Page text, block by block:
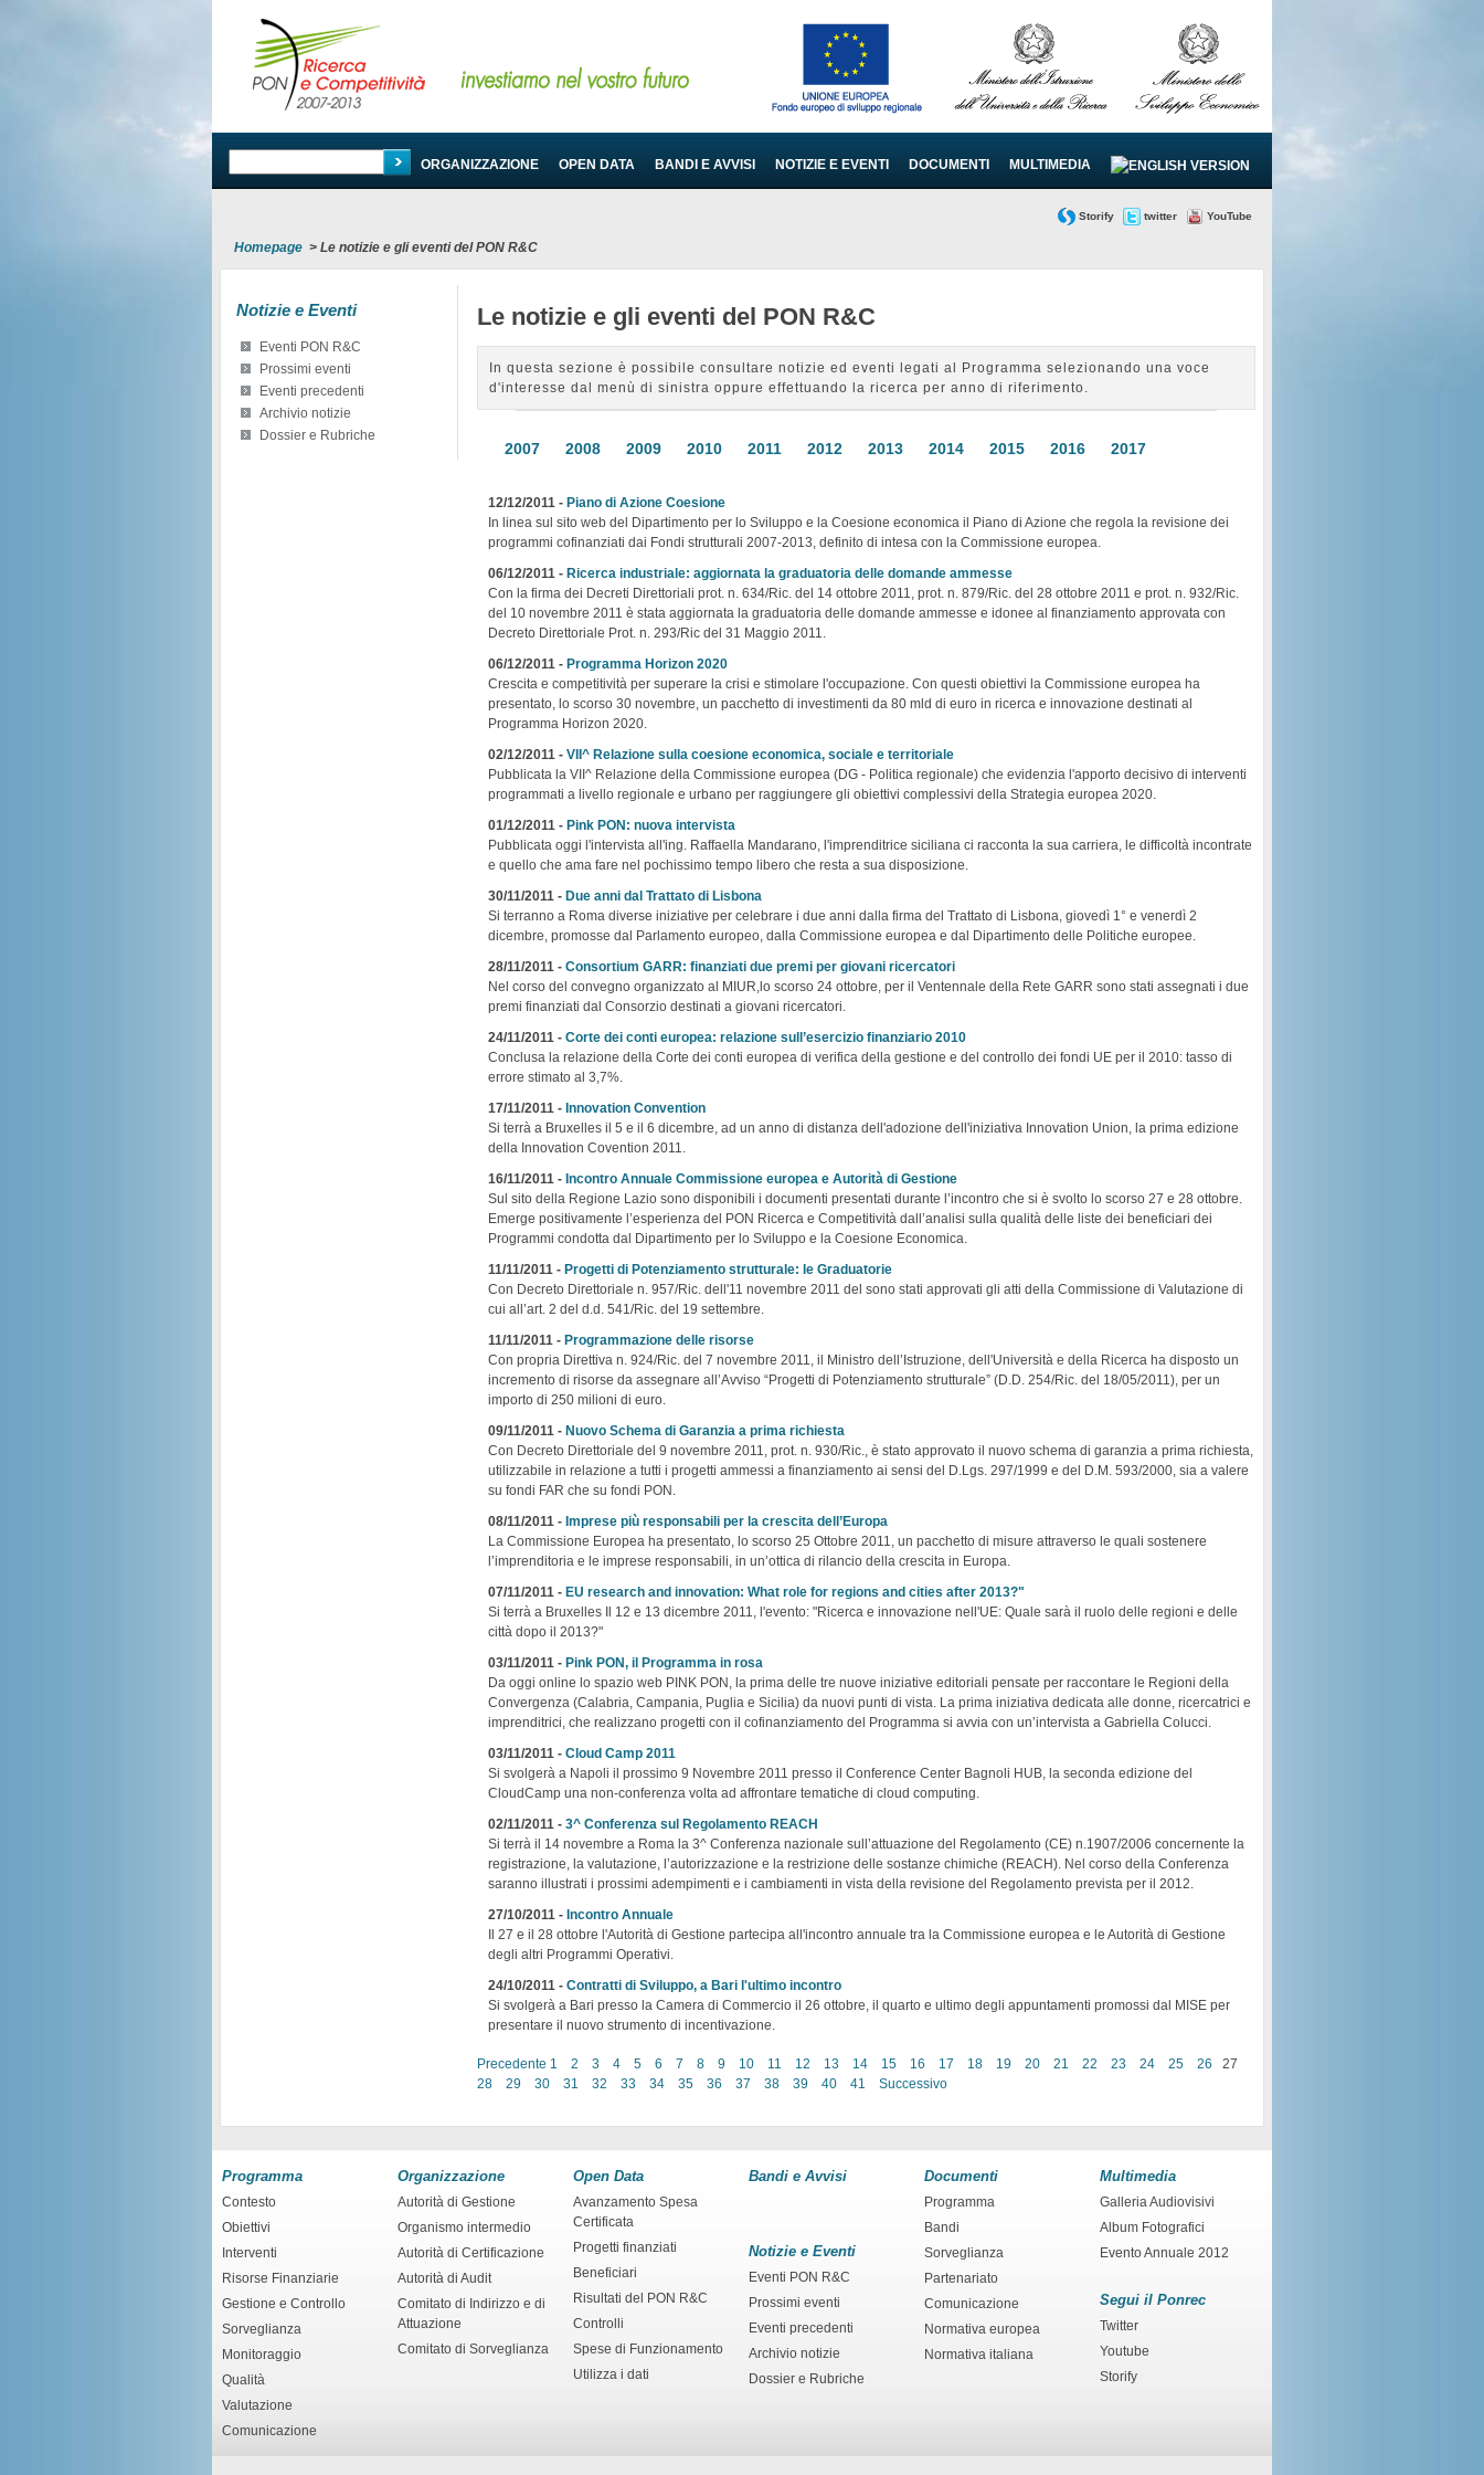
PROGRAMMA ORGANIZZAZIONE OPEN DATA BANDI E AVVISI NOTIZIE E EVENTI DOCUMENTI MULTIMEDIA
Storify twitter YouTube
Homepage > Le notizie e gli eventi del PON R&C
Notizie e Eventi
Eventi PON R&C
Prossimi eventi
Eventi precedenti
Archivio notizie
Dossier e Rubriche
Le notizie e gli eventi del PON R&C
In questa sezione è possibile consultare notizie ed eventi legati al Programma selezionando una voce
d'interesse dal menù di sinistra oppure effettuando la ricerca per anno di riferimento.
2007 2008 2009 2010 2011 2012 2013 2014 2015 2016 2017
12/12/2011 - Piano di Azione Coesione
In linea sul sito web del Dipartimento per lo Sviluppo e la Coesione economica il Piano di Azione che regola la revisione dei
programmi cofinanziati dai Fondi strutturali 2007-2013, definito di intesa con la Commissione europea.
06/12/2011 - Ricerca industriale: aggiornata la graduatoria delle domande ammesse
Con la firma dei Decreti Direttoriali prot. n. 634/Ric. del 14 ottobre 2011, prot. n. 879/Ric. del 28 ottobre 2011 e prot. n. 932/Ric.
del 10 novembre 2011 è stata aggiornata la graduatoria delle domande ammesse e idonee al finanziamento approvata con
Decreto Direttoriale Prot. n. 293/Ric del 31 Maggio 2011.
06/12/2011 - Programma Horizon 2020
Crescita e competitività per superare la crisi e stimolare l'occupazione. Con questi obiettivi la Commissione europea ha
presentato, lo scorso 30 novembre, un pacchetto di investimenti da 80 mld di euro in ricerca e innovazione destinati al
Programma Horizon 2020.
02/12/2011 - VII^ Relazione sulla coesione economica, sociale e territoriale
Pubblicata la VII^ Relazione della Commissione europea (DG - Politica regionale) che evidenzia l'apporto decisivo di interventi
programmati a livello regionale e urbano per raggiungere gli obiettivi complessivi della Strategia europea 2020.
01/12/2011 - Pink PON: nuova intervista
Pubblicata oggi l'intervista all'ing. Raffaella Mandarano, l'imprenditrice siciliana ci racconta la sua carriera, le difficoltà incontrate
e quello che ama fare nel pochissimo tempo libero che resta a sua disposizione.
30/11/2011 - Due anni dal Trattato di Lisbona
Si terranno a Roma diverse iniziative per celebrare i due anni dalla firma del Trattato di Lisbona, giovedì 1° e venerdì 2
dicembre, promosse dal Parlamento europeo, dalla Commissione europea e dal Dipartimento delle Politiche europee.
28/11/2011 - Consortium GARR: finanziati due premi per giovani ricercatori
Nel corso del convegno organizzato al MIUR,lo scorso 24 ottobre, per il Ventennale della Rete GARR sono stati assegnati i due
premi finanziati dal Consorzio destinati a giovani ricercatori.
24/11/2011 - Corte dei conti europea: relazione sull’esercizio finanziario 2010
Conclusa la relazione della Corte dei conti europea di verifica della gestione e del controllo dei fondi UE per il 2010: tasso di
errore stimato al 3,7%.
17/11/2011 - Innovation Convention
Si terrà a Bruxelles il 5 e il 6 dicembre, ad un anno di distanza dell'adozione dell'iniziativa Innovation Union, la prima edizione
della Innovation Covention 2011.
16/11/2011 - Incontro Annuale Commissione europea e Autorità di Gestione
Sul sito della Regione Lazio sono disponibili i documenti presentati durante l’incontro che si è svolto lo scorso 27 e 28 ottobre.
Emerge positivamente l’esperienza del PON Ricerca e Competitività dall’analisi sulla qualità delle liste dei beneficiari dei
Programmi condotta dal Dipartimento per lo Sviluppo e la Coesione Economica.
11/11/2011 - Progetti di Potenziamento strutturale: le Graduatorie
Con Decreto Direttoriale n. 957/Ric. dell'11 novembre 2011 del sono stati approvati gli atti della Commissione di Valutazione di
cui all’art. 2 del d.d. 541/Ric. del 19 settembre.
11/11/2011 - Programmazione delle risorse
Con propria Direttiva n. 924/Ric. del 7 novembre 2011, il Ministro dell’Istruzione, dell'Università e della Ricerca ha disposto un
incremento di risorse da assegnare all’Avviso “Progetti di Potenziamento strutturale” (D.D. 254/Ric. del 18/05/2011), per un
importo di 250 milioni di euro.
09/11/2011 - Nuovo Schema di Garanzia a prima richiesta
Con Decreto Direttoriale del 9 novembre 2011, prot. n. 930/Ric., è stato approvato il nuovo schema di garanzia a prima richiesta,
utilizzabile in relazione a tutti i progetti ammessi a finanziamento ai sensi del D.Lgs. 297/1999 e del D.M. 593/2000, sia a valere
su fondi FAR che su fondi PON.
08/11/2011 - Imprese più responsabili per la crescita dell’Europa
La Commissione Europea ha presentato, lo scorso 25 Ottobre 2011, un pacchetto di misure attraverso le quali sostenere
l’imprenditoria e le imprese responsabili, in un’ottica di rilancio della crescita in Europa.
07/11/2011 - EU research and innovation: What role for regions and cities after 2013?"
Si terrà a Bruxelles Il 12 e 13 dicembre 2011, l'evento: "Ricerca e innovazione nell'UE: Quale sarà il ruolo delle regioni e delle
città dopo il 2013?"
03/11/2011 - Pink PON, il Programma in rosa
Da oggi online lo spazio web PINK PON, la prima delle tre nuove iniziative editoriali pensate per raccontare le Regioni della
Convergenza (Calabria, Campania, Puglia e Sicilia) da nuovi punti di vista. La prima iniziativa dedicata alle donne, ricercatrici e
imprenditrici, che realizzano progetti con il cofinanziamento del Programma si avvia con un’intervista a Gabriella Colucci.
03/11/2011 - Cloud Camp 2011
Si svolgerà a Napoli il prossimo 9 Novembre 2011 presso il Conference Center Bagnoli HUB, la seconda edizione del
CloudCamp una non-conferenza volta ad affrontare tematiche di cloud computing.
02/11/2011 - 3^ Conferenza sul Regolamento REACH
Si terrà il 14 novembre a Roma la 3^ Conferenza nazionale sull’attuazione del Regolamento (CE) n.1907/2006 concernente la
registrazione, la valutazione, l’autorizzazione e la restrizione delle sostanze chimiche (REACH). Nel corso della Conferenza
saranno illustrati i prossimi adempimenti e i cambiamenti in vista della revisione del Regolamento prevista per il 2012.
27/10/2011 - Incontro Annuale
Il 27 e il 28 ottobre l'Autorità di Gestione partecipa all'incontro annuale tra la Commissione europea e le Autorità di Gestione
degli altri Programmi Operativi.
24/10/2011 - Contratti di Sviluppo, a Bari l'ultimo incontro
Si svolgerà a Bari presso la Camera di Commercio il 26 ottobre, il quarto e ultimo degli appuntamenti promossi dal MISE per
presentare il nuovo strumento di incentivazione.
Precedente 1 2 3 4 5 6 7 8 9 10 11 12 13 14 15 16 17 18 19 20 21 22 23 24 25 26 27
28
29 30 31 32 33 34 35 36 37 38 39 40 41 Successivo
Programma
Contesto
Obiettivi
Interventi
Risorse Finanziarie
Gestione e Controllo
Sorveglianza
Monitoraggio
Qualità
Valutazione
Comunicazione
Organizzazione
Autorità di Gestione
Organismo intermedio
Autorità di Certificazione
Autorità di Audit
Comitato di Indirizzo e di
Attuazione
Comitato di Sorveglianza
Open Data
Avanzamento Spesa
Certificata
Progetti finanziati
Beneficiari
Risultati del PON R&C
Controlli
Spese di Funzionamento
Utilizza i dati
Bandi e Avvisi
Notizie e Eventi
Eventi PON R&C
Prossimi eventi
Eventi precedenti
Archivio notizie
Dossier e Rubriche
Documenti
Programma
Bandi
Sorveglianza
Partenariato
Comunicazione
Normativa europea
Normativa italiana
Multimedia
Galleria Audiovisivi
Album Fotografici
Evento Annuale 2012
Segui il Ponrec
Twitter
Youtube
Storify